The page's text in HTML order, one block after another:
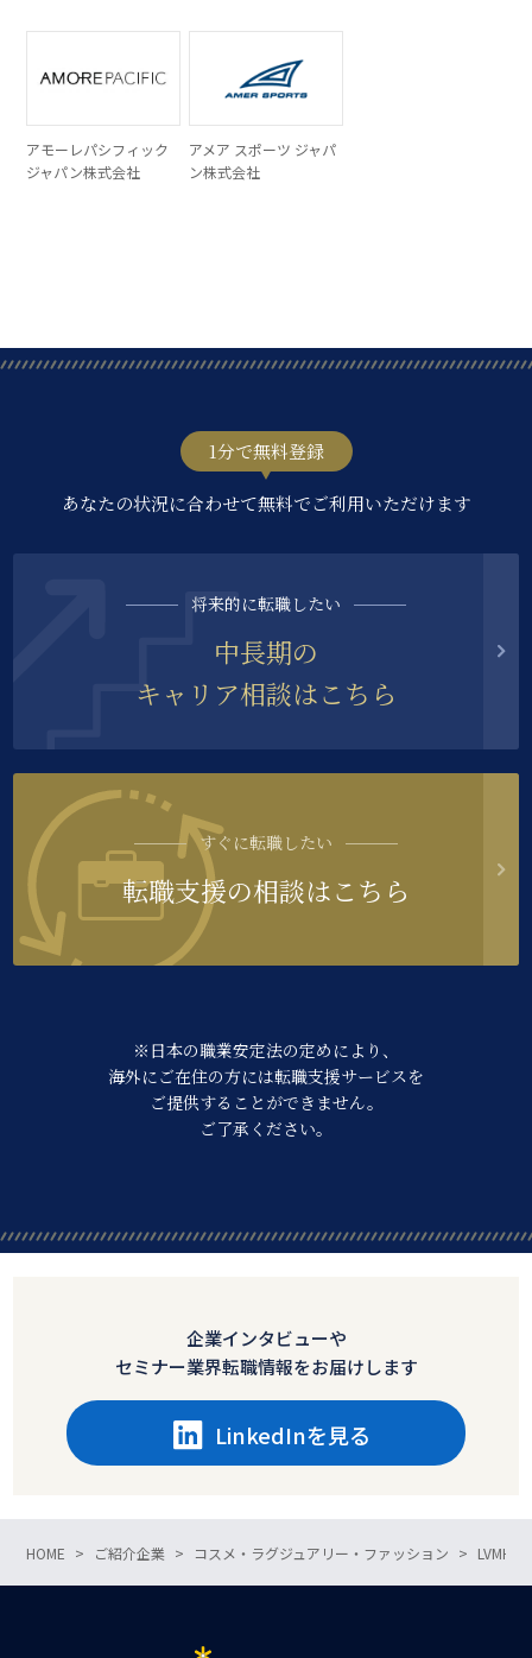
アモーレパシフィック
ジャパン株式会社
アメア スポーツ ジャパ
ン株式会社
1分で無料登録
あなたの状況に合わせて無料でご利用いただけます
将来的に転職したい
中長期の
キャリア相談はこちら
すぐに転職したい
転職支援の相談はこちら
※日本の職業安定法の定めにより、
海外にご在住の方には転職支援サービスを
ご提供することができません。
ご了承ください。
企業インタビューや
セミナー業界転職情報をお届けします
LinkedInを見る
HOME ご紹介企業 コスメ・ラグジュアリー・ファッション LVMH